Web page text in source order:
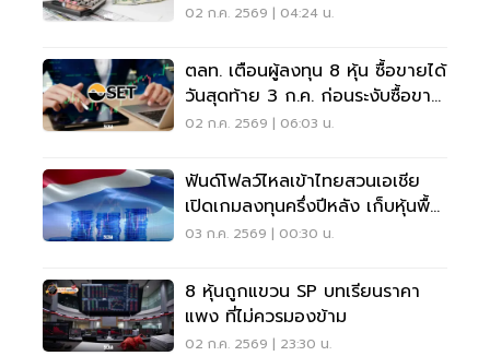
พอร์ต
02 ก.ค. 2569 | 04:24 น.
ตลท. เตือนผู้ลงทุน 8 หุ้น ซื้อขายได้
วันสุดท้าย 3 ก.ค. ก่อนระงับซื้อขาย
ไม่มีกำหนด
02 ก.ค. 2569 | 06:03 น.
ฟันด์โฟลว์ไหลเข้าไทยสวนเอเชีย
เปิดเกมลงทุนครึ่งปีหลัง เก็บหุ้นพื้น
ฐานแกร่ง
03 ก.ค. 2569 | 00:30 น.
8 หุ้นถูกแขวน SP บทเรียนราคา
แพง ที่ไม่ควรมองข้าม
02 ก.ค. 2569 | 23:30 น.